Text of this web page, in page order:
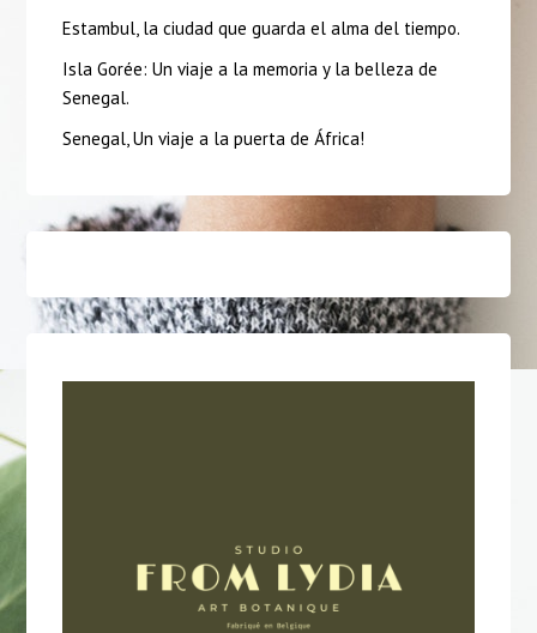
Estambul, la ciudad que guarda el alma del tiempo.
Isla Gorée: Un viaje a la memoria y la belleza de
Senegal.
Senegal, Un viaje a la puerta de África!